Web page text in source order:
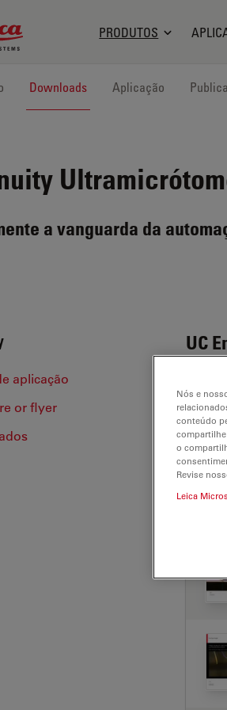
Logo
PRODUTOS
Downloads Aplicação
a vanguarda da
aplicação
or flyer
UC
Nós e
conteúdo
o
Revise
Leica